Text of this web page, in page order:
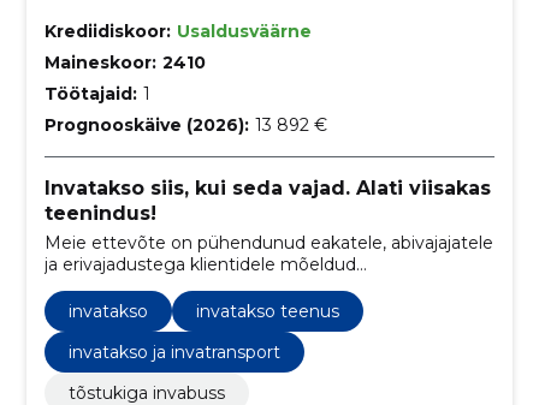
Krediidiskoor: Usaldusväärne
Maineskoor: 2410
Töötajaid: 1
Prognooskäive (2026): 13 892 €
Invatakso siis, kui seda vajad. Alati viisakas
teenindus!
Meie ettevõte on pühendunud eakatele, abivajajatele
ja erivajadustega klientidele mõeldud
transportteenuste pakkumisele. Oleme teie
usaldusväärne partner, kes mõistab, kui oluline on
liikumisvabadus ja kvaliteetne teenindus.
invatakso
invatakso teenus
invatakso ja invatransport
tõstukiga invabuss